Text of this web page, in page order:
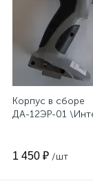
Корпус в сборе
ДА-12ЭР-01
1 450 ₽ /шт